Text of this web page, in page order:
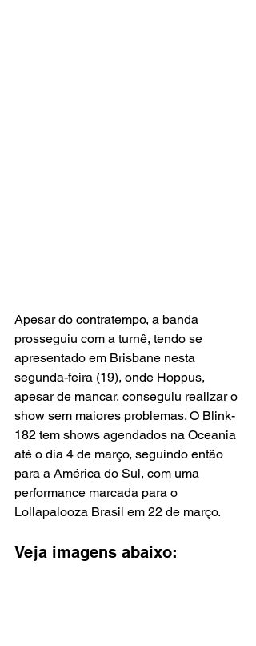
Apesar do contratempo, a banda
prosseguiu com a turnê, tendo se
apresentado em Brisbane nesta
segunda-feira (19), onde Hoppus,
apesar de mancar, conseguiu realizar o
show sem maiores problemas. O Blink-
182 tem shows agendados na Oceania
até o dia 4 de março, seguindo então
para a América do Sul, com uma
performance marcada para o
Lollapalooza Brasil em 22 de março.
Veja imagens abaixo: